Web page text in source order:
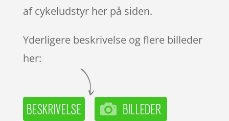
af cykeludstyr her på siden.
Yderligere beskrivelse og flere billeder
her: